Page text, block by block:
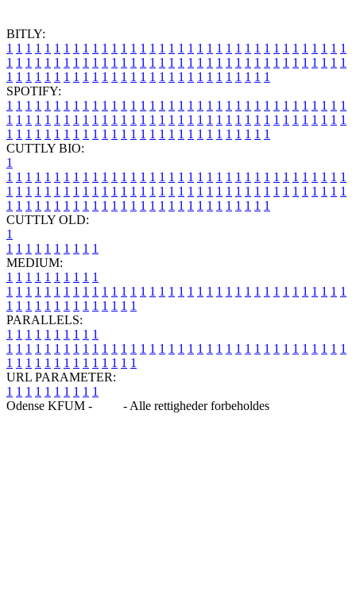
BITLY:
1 1 1 1 1 1 1 1 1 1 1 1 1 1 1 1 1 1 1 1 1 1 1 1 1 1 1 1 1 1 1 1 1 1 1 1
1 1 1 1 1 1 1 1 1 1 1 1 1 1 1 1 1 1 1 1 1 1 1 1 1 1 1 1 1 1 1 1 1 1 1 1
1 1 1 1 1 1 1 1 1 1 1 1 1 1 1 1 1 1 1 1 1 1 1 1 1 1 1 1
SPOTIFY:
1 1 1 1 1 1 1 1 1 1 1 1 1 1 1 1 1 1 1 1 1 1 1 1 1 1 1 1 1 1 1 1 1 1 1 1
1 1 1 1 1 1 1 1 1 1 1 1 1 1 1 1 1 1 1 1 1 1 1 1 1 1 1 1 1 1 1 1 1 1 1 1
1 1 1 1 1 1 1 1 1 1 1 1 1 1 1 1 1 1 1 1 1 1 1 1 1 1 1 1
CUTTLY BIO:
1
1 1 1 1 1 1 1 1 1 1 1 1 1 1 1 1 1 1 1 1 1 1 1 1 1 1 1 1 1 1 1 1 1 1 1 1
1 1 1 1 1 1 1 1 1 1 1 1 1 1 1 1 1 1 1 1 1 1 1 1 1 1 1 1 1 1 1 1 1 1 1 1
1 1 1 1 1 1 1 1 1 1 1 1 1 1 1 1 1 1 1 1 1 1 1 1 1 1 1 1
CUTTLY OLD:
1
1 1 1 1 1 1 1 1 1 1
MEDIUM:
1 1 1 1 1 1 1 1 1 1
1 1 1 1 1 1 1 1 1 1 1 1 1 1 1 1 1 1 1 1 1 1 1 1 1 1 1 1 1 1 1 1 1 1 1 1
1 1 1 1 1 1 1 1 1 1 1 1 1 1
PARALLELS:
1 1 1 1 1 1 1 1 1 1
1 1 1 1 1 1 1 1 1 1 1 1 1 1 1 1 1 1 1 1 1 1 1 1 1 1 1 1 1 1 1 1 1 1 1 1
1 1 1 1 1 1 1 1 1 1 1 1 1 1
URL PARAMETER:
1 1 1 1 1 1 1 1 1 1
Odense KFUM -
- Alle rettigheder forbeholdes